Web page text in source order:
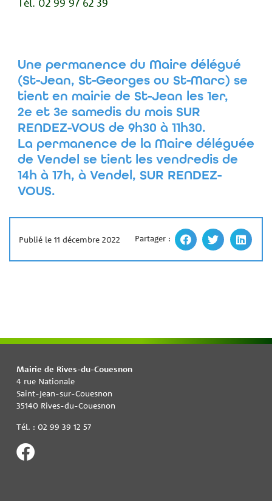
Une permanence du Maire délégué
(St-Jean, St-Georges ou St-Marc) se
tient en mairie de St-Jean les 1er,
2e et 3e samedis du mois SUR
RENDEZ-VOUS de 9h30 à 11h30.
La permanence de la Maire déléguée
de Vendel se tient les vendredis de
14h à 17h, à Vendel, SUR RENDEZ-
VOUS.
Publié le 11 décembre 2022 Partager :
Mairie de Rives-du-Couesnon
4 rue Nationale
Saint-Jean-sur-Couesnon
35140 Rives-du-Couesnon
Tél. : 02 99 39 12 57